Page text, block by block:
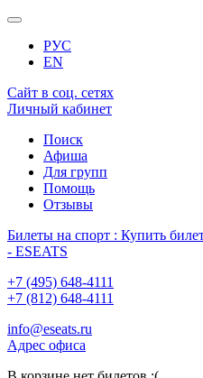
РУС
EN
Сайт в соц. сетях
Личный кабинет
Поиск
Афиша
Для групп
Помощь
Отзывы
Билеты на спорт : Купить
- ESEATS
+7 (495) 648-4111
+7 (812) 648-4111
info@eseats.ru
Адрес офиса